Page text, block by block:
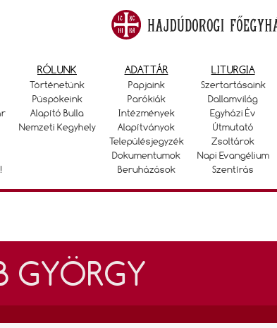
RÓLUNK
Történetünk
Püspökeink
Alapító Bulla
Nemzeti Kegyhely
ADATTÁR
Papjaink
Parókiák
Intézmények
Alapítványok
Településjegyzék
Dokumentumok
Beruházások
LITURGIA
Szertartásaink
Dallamvilág
Egyházi Év
Útmutató
Zsoltárok
Napi Evangélium
Szentírás
GYÖRGY